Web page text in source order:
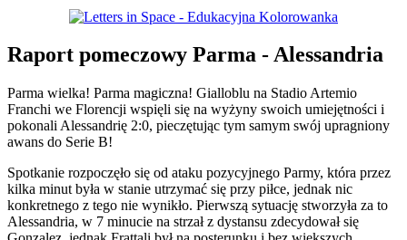
Raport pomeczowy Parma - Alessandria
Parma wielka! Parma magiczna! Gialloblu na Stadio Artemio
Franchi we Florencji wspięli się na wyżyny swoich umiejętności i
pokonali Alessandrię 2:0, pieczętując tym samym swój upragniony
awans do Serie B!
Spotkanie rozpoczęło się od ataku pozycyjnego Parmy, która przez
kilka minut była w stanie utrzymać się przy piłce, jednak nic
konkretnego z tego nie wynikło. Pierwszą sytuację stworzyła za to
Alessandria, w 7 minucie na strzał z dystansu zdecydował się